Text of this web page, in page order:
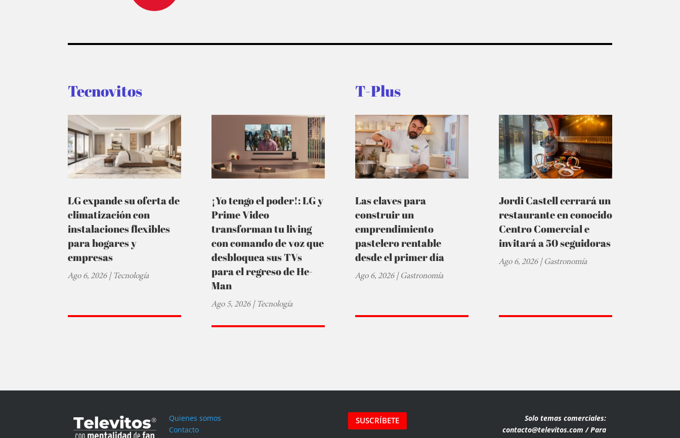
Tecnovitos
LG expande su oferta de
climatización con
instalaciones flexibles
para hogares y
empresas
Ago 6, 2026|Tecnología
¡Yo tengo el poder!: LG y
Prime Video
transforman tu living
con comando de voz que
desbloquea sus TVs
para el regreso de He-
Man
Ago 5, 2026|Tecnología
T-Plus
Las claves para
construir un
emprendimiento
pastelero rentable
desde el primer día
Ago 6, 2026|Gastronomía
Jordi Castell cerrará un
restaurante en conocido
Centro Comercial e
invitará a 50 seguidoras
Ago 6, 2026|Gastronomía
Quienes somos
Contacto
SUSCRÍBETE
Solo temas comerciales:
contacto@televitos.com / Para